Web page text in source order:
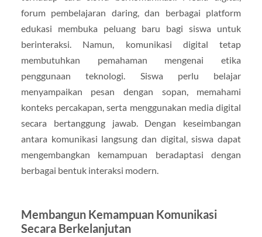
forum pembelajaran daring, dan berbagai platform
edukasi membuka peluang baru bagi siswa untuk
berinteraksi. Namun, komunikasi digital tetap
membutuhkan pemahaman mengenai etika
penggunaan teknologi. Siswa perlu belajar
menyampaikan pesan dengan sopan, memahami
konteks percakapan, serta menggunakan media digital
secara bertanggung jawab. Dengan keseimbangan
antara komunikasi langsung dan digital, siswa dapat
mengembangkan kemampuan beradaptasi dengan
berbagai bentuk interaksi modern.
Membangun Kemampuan Komunikasi
Secara Berkelanjutan